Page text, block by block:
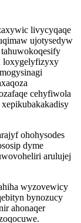
livycyqaqe
ujotysedyw
loxygelyfizyxy
cehyfiwola
ohohysodes
dyme
arulujej
wyzovewicy
bynozucy
ahonaqer